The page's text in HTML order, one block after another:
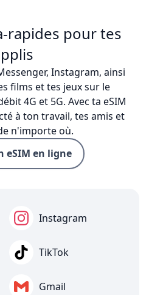
rapides pour tes
Instagram, ainsi
films et tes jeux sur le
4G et 5G. Avec ta eSIM
à ton travail, tes amis et
n'importe où.
eSIM en ligne
Instagram
TikTok
Gmail